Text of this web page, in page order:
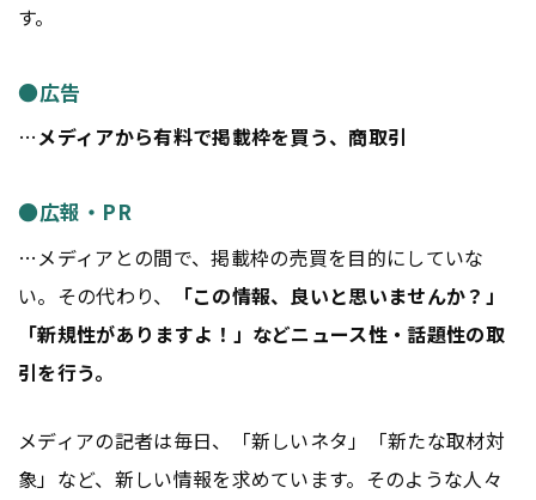
す。
●広告
…メディアから有料で掲載枠を買う、商取引
●広報・PR
…メディアとの間で、掲載枠の売買を目的にしていな
い。その代わり、
「この情報、良いと思いませんか？」
「新規性がありますよ！」などニュース性・話題性の取
引を行う。
メディアの記者は毎日、「新しいネタ」「新たな取材対
象」など、新しい情報を求めています。そのような人々